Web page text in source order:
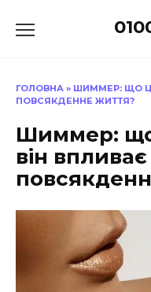
до
ГОЛОВНА » ШИММЕР: ЩО
ПОВСЯКДЕННЕ ЖИТТЯ?
Шиммер: що
він